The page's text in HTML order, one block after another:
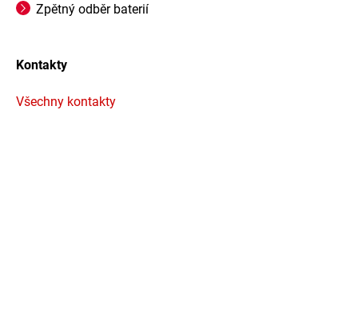
Zpětný odběr baterií
Kontakty
Všechny kontakty